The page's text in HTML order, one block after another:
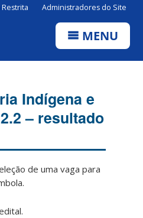
Administradores do Site
MENU
Indígena e
– resultado
de uma vaga para